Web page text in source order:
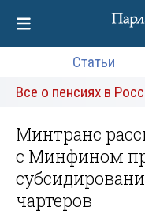
Статьи
Все о пенсиях в
Минтранс
с Минфином
чартеров